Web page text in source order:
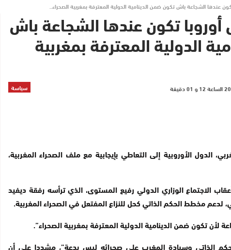
عندها الشجاعة باش تكون ضمن الدينامية الدولية المعترفة بمغربية الصحراء..
تكون عندها الشجاعة باش
الدولية المعترفة بمغربية
سياسة
الدول الأوروبية إلى التعاطي بإيجابية مع ملف الصحراء المغربية،
الاجتماع الوزاري الدولي رفيع المستوى، الذي ترأسه رفقة ديفيد
لدعم مخطط الحكم الذاتي كحل للنزاع المفتعل في الصحراء المغربية.
لأن تكون ضمن الدينامية الدولية المعترفة بمغربية الصحراء”.
الذاتي وسيادة المغرب على صحرائه ليس بدعة”، مشددا على أن